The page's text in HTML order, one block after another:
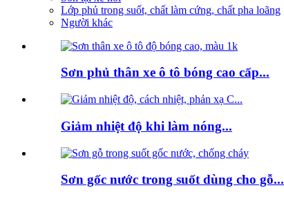
Lớp phủ trong suốt, chất làm cứng, chất pha loãng
Người khác
Sơn phủ thân xe ô tô bóng cao cấp...
Giảm nhiệt độ khi làm nóng...
Sơn gốc nước trong suốt dùng cho gỗ...